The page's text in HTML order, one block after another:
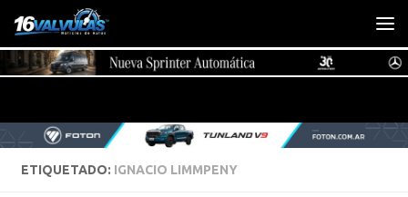
Saltar al contenido
ETIQUETADO: IGNACIO LIMMPENY